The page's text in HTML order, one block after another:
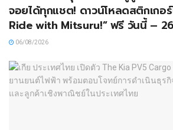
จอยได้ทุกแชต! ดาวน์โหลดสติกเกอ
Ride with Mitsuru!” ฟรี วันนี้ –
06/08/2026